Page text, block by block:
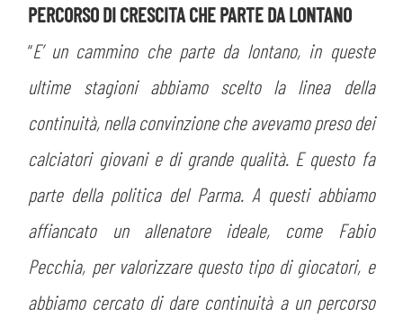
LAVORA CON NOI
INFORMATIVA FINANZIARIA
LEGENDS
PARTNER
PERCORSO DI CRESCITA CHE PARTE DA LONTANO
“E’ un cammino che parte da lontano, in queste
ultime stagioni abbiamo scelto la linea della
continuità, nella convinzione che avevamo preso dei
calciatori giovani e di grande qualità. E questo fa
parte della politica del Parma. A questi abbiamo
affiancato un allenatore ideale, come Fabio
Pecchia, per valorizzare questo tipo di giocatori, e
abbiamo cercato di dare continuità a un percorso